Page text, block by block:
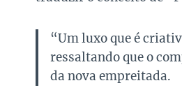
“Um luxo que é
ressaltando que o
da nova empreitada.